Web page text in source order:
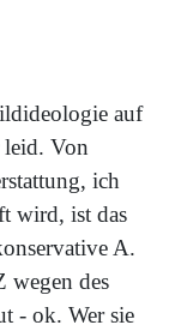
auf
Von
ich
wird, ist das
A.
wegen des
- ok. Wer sie